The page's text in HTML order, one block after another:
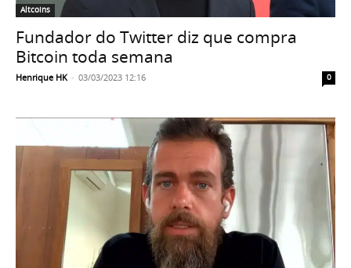
Altcoins
Fundador do Twitter diz que compra
Bitcoin toda semana
Henrique HK - 03/03/2023 12:16 0